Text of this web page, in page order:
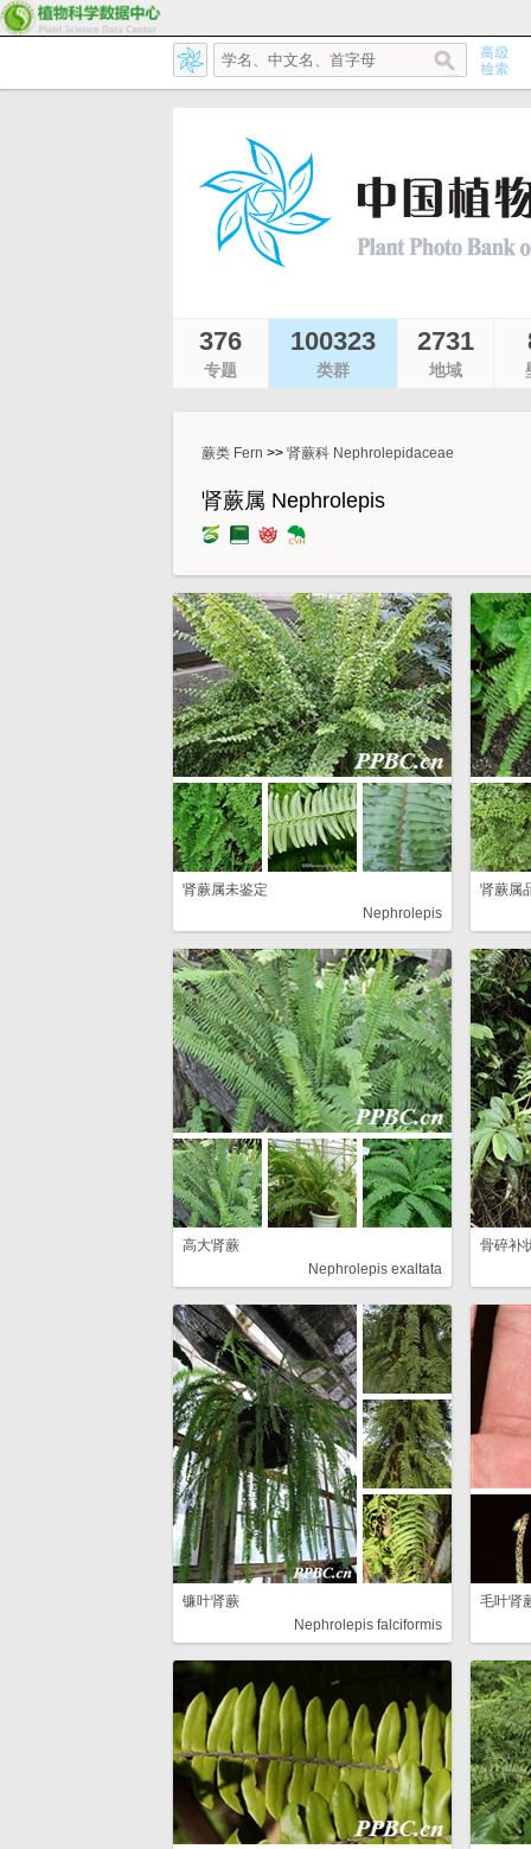
376
专题
100323
类群
2731
地域
蕨类 Fern >> 肾蕨科 Nephrolepidaceae
肾蕨属 Nephrolepis
肾蕨属未鉴定
Nephrolepis
肾蕨属
高大肾蕨
Nephrolepis exaltata
骨碎补
镰叶肾蕨
Nephrolepis falciformis
毛叶肾